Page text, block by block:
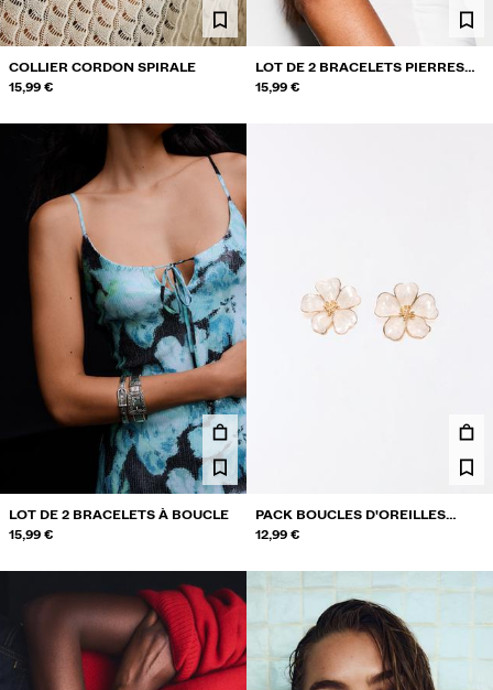
COLLIER CORDON SPIRALE
15,99 €
LOT DE 2 BRACELETS PIERRES
ET CHAÎNES
15,99 €
LOT DE 2 BRACELETS À BOUCLE
15,99 €
PACK BOUCLES D'OREILLES
FLEUR
12,99 €